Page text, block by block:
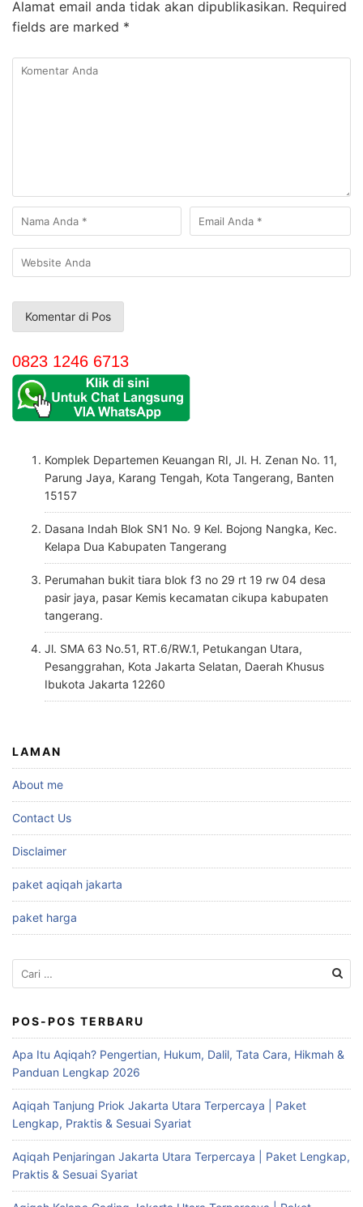
Alamat email anda tidak akan dipublikasikan. Required
fields are marked *
0823 1246 6713
Komplek Departemen Keuangan RI, Jl. H. Zenan No. 11,
Parung Jaya, Karang Tengah, Kota Tangerang, Banten
15157
Dasana Indah Blok SN1 No. 9 Kel. Bojong Nangka, Kec.
Kelapa Dua Kabupaten Tangerang
Perumahan bukit tiara blok f3 no 29 rt 19 rw 04 desa
pasir jaya, pasar Kemis kecamatan cikupa kabupaten
tangerang.
Jl. SMA 63 No.51, RT.6/RW.1, Petukangan Utara,
Pesanggrahan, Kota Jakarta Selatan, Daerah Khusus
Ibukota Jakarta 12260
LAMAN
About me
Contact Us
Disclaimer
paket aqiqah jakarta
paket harga
Cari
untuk:
POS-POS TERBARU
Apa Itu Aqiqah? Pengertian, Hukum, Dalil, Tata Cara, Hikmah &
Panduan Lengkap 2026
Aqiqah Tanjung Priok Jakarta Utara Terpercaya | Paket
Lengkap, Praktis & Sesuai Syariat
Aqiqah Penjaringan Jakarta Utara Terpercaya | Paket Lengkap,
Praktis & Sesuai Syariat